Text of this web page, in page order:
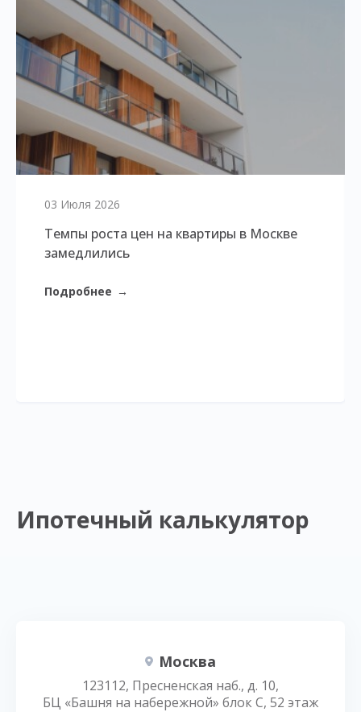
03 Июля 2026
Темпы роста цен на квартиры в Москве
замедлились
Подробнее →
Ипотечный калькулятор
Москва
123112, Пресненская наб., д. 10,
БЦ «Башня на набережной» блок С, 52 этаж